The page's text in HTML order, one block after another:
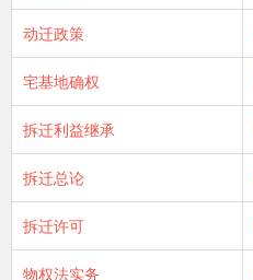
动迁政策
宅基地确权
拆迁利益继承
拆迁总论
拆迁许可
物权法实务